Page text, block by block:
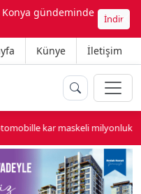
Konya gündeminde
İndir
Künye İletişim
maskeli milyonluk soygun